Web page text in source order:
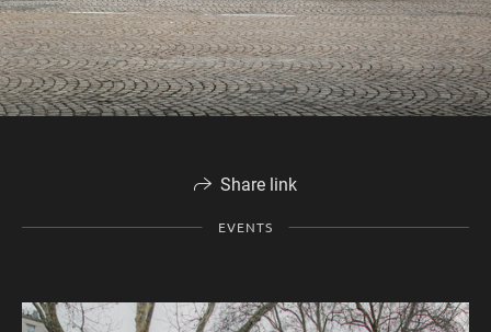
Share link
EVENTS